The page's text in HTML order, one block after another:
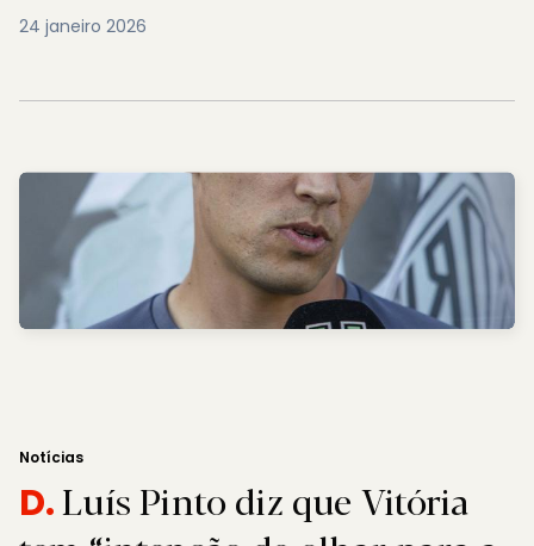
24 janeiro 2026
Notícias
D.Luís Pinto diz que Vitória